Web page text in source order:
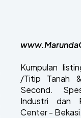
Kumpulan
/Titip Tanah
Second.
Industri dan
Center - Bekasi.